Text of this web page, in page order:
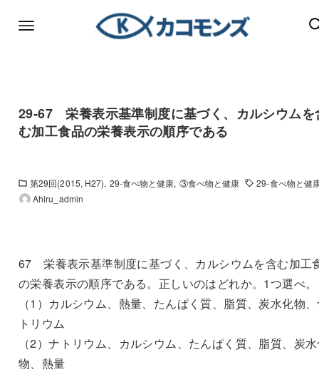
29-67 栄養表示基準制度に基づく、カルシウムを
む加工食品の栄養表示の順序である
第29回(2015, H27) 29-食べ物と健康 ③食べ物と健康
29-食べ物と健
Ahiru_admin
67 栄養表示基準制度に基づく、カルシウムを含む加工
の栄養表示の順序である。正しいのはどれか。1つ選べ。
（1）カルシウム、熱量、たんぱく質、脂質、炭水化物
トリウム
（2）ナトリウム、カルシウム、たんぱく質、脂質、炭
物、熱量